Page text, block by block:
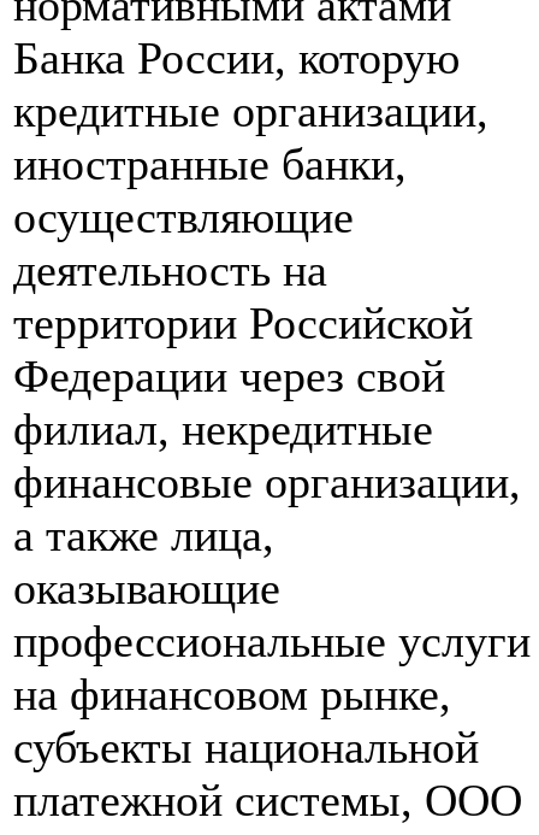
Банка России, которую
кредитные организации,
иностранные банки,
осуществляющие
деятельность на
территории Российской
Федерации через свой
филиал, некредитные
финансовые организации,
а также лица,
оказывающие
профессиональные услуги
на финансовом рынке,
субъекты национальной
платежной системы, ООО